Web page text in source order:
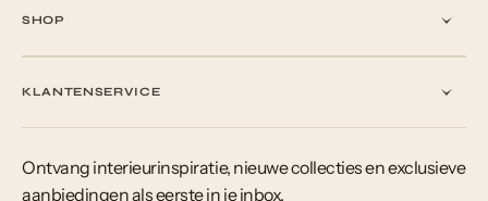
SHOP
KLANTENSERVICE
Ontvang interieurinspiratie, nieuwe collecties en exclusieve
aanbiedingen als eerste in je inbox.